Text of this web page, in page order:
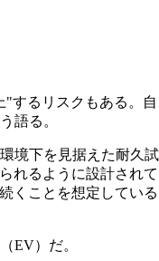
"するリスクもある。自
語る。
境下を見据えた耐久試
れるように設計されて
くことを想定している
EV）だ。